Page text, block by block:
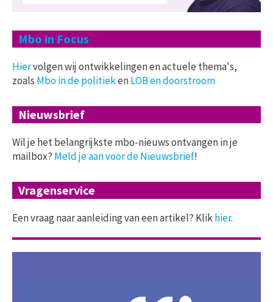
Mbo in Focus
Hiervolgen wij ontwikkelingen en actuele thema's,
zoals Mbo in de politiekenLOB en doorstroom
Nieuwsbrief
Wil je het belangrijkste mbo-nieuws ontvangen in je
mailbox? Meld je aan voor de Nieuwsbrief!
Vragenservice
Een vraag naar aanleiding van een artikel? Klikhier.